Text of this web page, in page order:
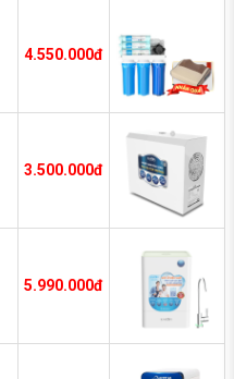
4.550.000đ
3.500.000đ
5.990.000đ